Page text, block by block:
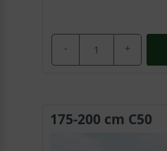
Großblumige
Die Großblumige
sensationellen Aufritt
- +
175-200 cm C50